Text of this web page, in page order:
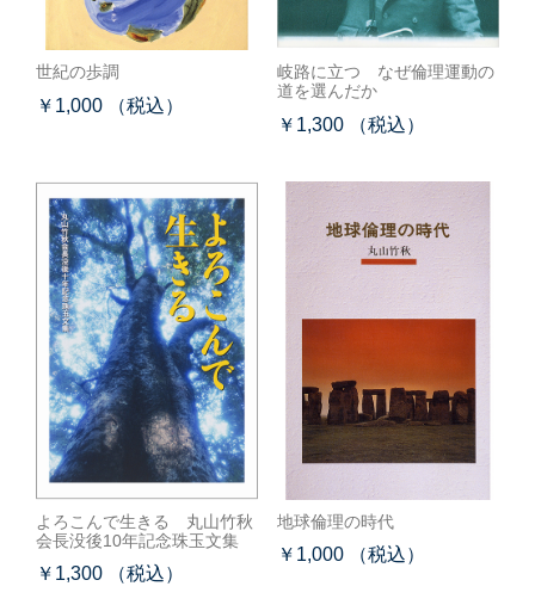
世紀の歩調
￥1,000 （税込）
岐路に立つ なぜ倫理運動の
道を選んだか
￥1,300 （税込）
よろこんで生きる 丸山竹秋
会長没後10年記念珠玉文集
￥1,300 （税込）
地球倫理の時代
￥1,000 （税込）